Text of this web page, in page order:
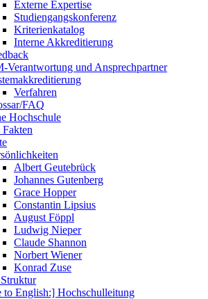
Externe Expertise
Studiengangskonferenz
Kriterienkatalog
Interne Akkreditierung
Verantwortung und Ansprechpartner
Verfahren
FAQ
Hochschule
Albert Geutebrück
Johannes Gutenberg
Grace Hopper
Constantin Lipsius
August Föppl
Ludwig Nieper
Claude Shannon
Norbert Wiener
Konrad Zuse
to English:] Hochschulleitung